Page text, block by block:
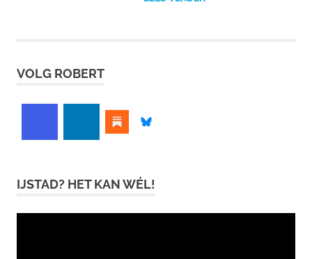
VOLG ROBERT
IJSTAD? HET KAN WÉL!